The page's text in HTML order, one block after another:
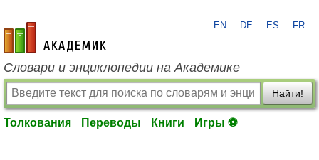
academic.ru
EN DE ES FR
Словари и энциклопедии на Академике
Найти!
Толкования Переводы Книги Игры ⚽